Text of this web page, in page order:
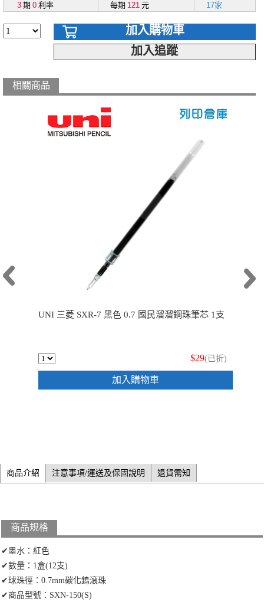
3 期 0 利率 每期 121 元 17家
加入購物車
加入追蹤
相關商品
UNI 三菱 SXR-7 黑色 0.7 國民溜溜鋼珠筆芯 1支
$29(已折)
加入購物車
商品介紹 注意事項/運送及保固說明 退貨需知
商品規格
✔墨水：紅色
✔數量：1盒(12支)
✔球珠徑：0.7mm碳化鎢滾珠
✔商品型號：SXN-150(S)